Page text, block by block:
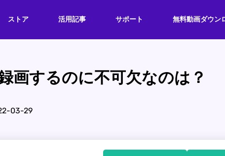
ストア 活用記事 サポート 無料動画ダウン
画するのに不可欠なのは？
03-29